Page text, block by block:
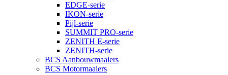
EDGE-serie
IKON-serie
Pijl-serie
SUMMIT PRO-serie
ZENITH E-serie
ZENITH-serie
BCS Aanbouwmaaiers
BCS Motormaaiers